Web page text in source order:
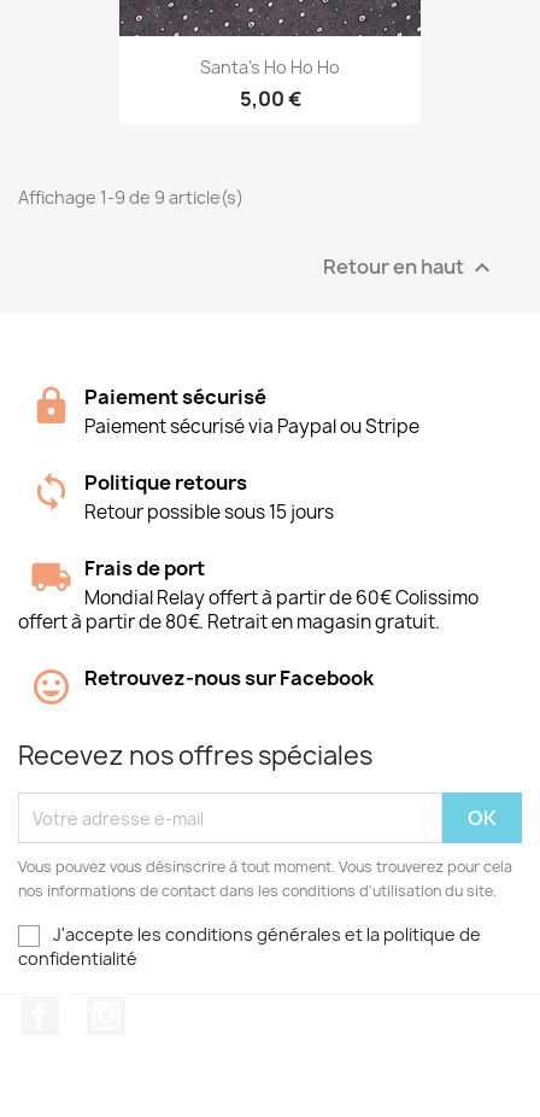
Santa's Ho Ho Ho
5,00 €
Affichage 1-9 de 9 article(s)
Retour en haut 
Paiement sécurisé
Paiement sécurisé via Paypal ou Stripe
Politique retours
Retour possible sous 15 jours
Frais de port
Mondial Relay offert à partir de 60€ Colissimo
offert à partir de 80€. Retrait en magasin gratuit.
Retrouvez-nous sur Facebook
Recevez nos offres spéciales
Vous pouvez vous désinscrire à tout moment. Vous trouverez pour cela
nos informations de contact dans les conditions d'utilisation du site.
J'accepte les conditions générales et la politique de
confidentialité